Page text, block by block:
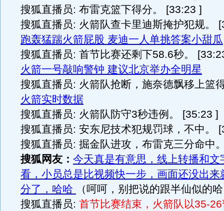
搜狐直播员: 布雷克篮下得分。 [33:23 ]
搜狐直播员: 火箭队查卡里迪斯掩护犯规。
跑轰猛踹火箭屁股 麦迪一人单挑答案小甜瓜
搜狐直播员: 首节比赛还剩下58.6秒。
火箭一号敲响警钟 建议北京举办全明星
搜狐直播员: 火箭队抢断，施奈德飘移上篮
火箭实时数据
搜狐直播员: 火箭队防守3秒违例。 [35:23 ]
搜狐直播员: 安东尼技术犯规罚球，不中。
搜狐直播员: 掘金队进攻，布雷克三分命中
搜狐网友： 今天真是有意思，线上转播和文
看，小员总是比视频快一步，画面还没出来
分了，哈哈
（呵呵，别把说的跟半仙似的
搜狐直播员: 首节比赛结束，火箭队以35-